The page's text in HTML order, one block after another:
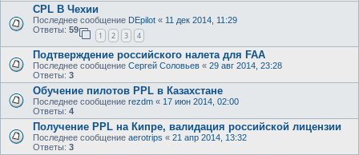
CPL В Чехии
Последнее сообщение DEpilot « 11 дек 2014, 11:29
Ответы: 59
1 2 3 4
Подтверждение российского налета для FAA
Последнее сообщение Сергей Соловьев « 29 авг 2014, 23:28
Ответы: 3
Обучение пилотов PPL в Казахстане
Последнее сообщение rezdm « 17 июн 2014, 02:00
Ответы: 4
Получение PPL на Кипре, валидация российской лицензии
Последнее сообщение aerotrips « 21 апр 2014, 13:32
Ответы: 3